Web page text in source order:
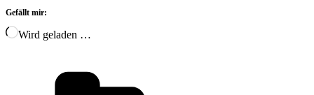
Gefällt mir:
Wird geladen …